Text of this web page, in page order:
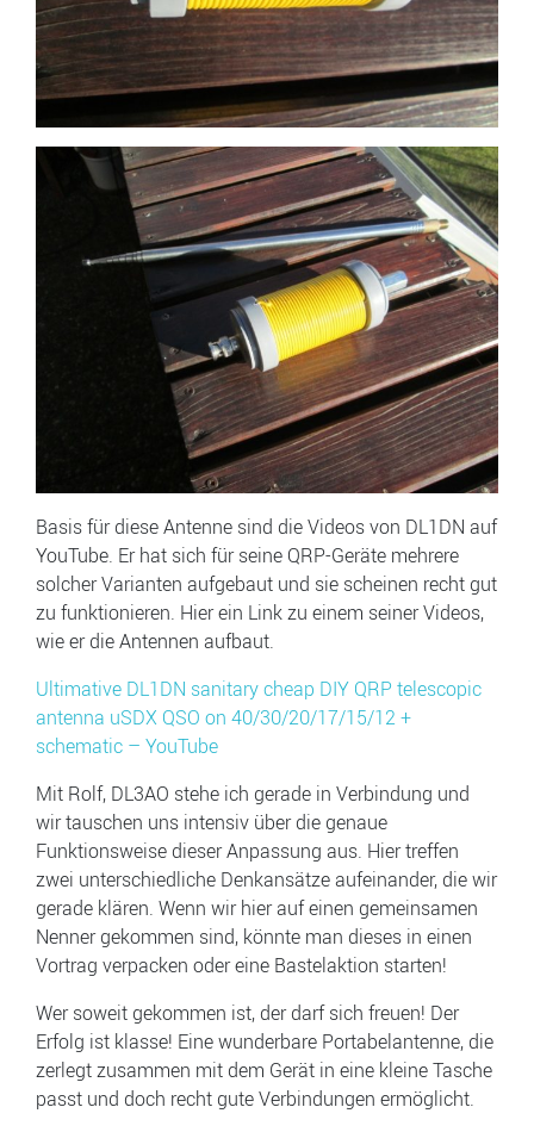
Basis für diese Antenne sind die Videos von DL1DN auf
YouTube. Er hat sich für seine QRP-Geräte mehrere
solcher Varianten aufgebaut und sie scheinen recht gut
zu funktionieren. Hier ein Link zu einem seiner Videos,
wie er die Antennen aufbaut.
Ultimative DL1DN sanitary cheap DIY QRP telescopic
antenna uSDX QSO on 40/30/20/17/15/12 +
schematic – YouTube
Mit Rolf, DL3AO stehe ich gerade in Verbindung und
wir tauschen uns intensiv über die genaue
Funktionsweise dieser Anpassung aus. Hier treffen
zwei unterschiedliche Denkansätze aufeinander, die wir
gerade klären. Wenn wir hier auf einen gemeinsamen
Nenner gekommen sind, könnte man dieses in einen
Vortrag verpacken oder eine Bastelaktion starten!
Wer soweit gekommen ist, der darf sich freuen! Der
Erfolg ist klasse! Eine wunderbare Portabelantenne, die
zerlegt zusammen mit dem Gerät in eine kleine Tasche
passt und doch recht gute Verbindungen ermöglicht.